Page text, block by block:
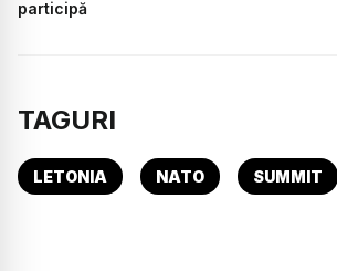
participă
TAGURI
LETONIA NATO SUMMIT